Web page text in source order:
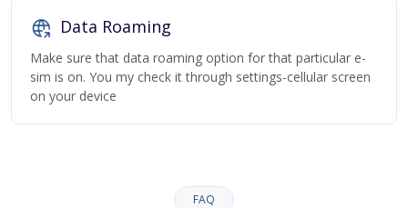
Data Roaming
Make sure that data roaming option for that particular e-
sim is on. You my check it through settings-cellular screen
on your device
FAQ